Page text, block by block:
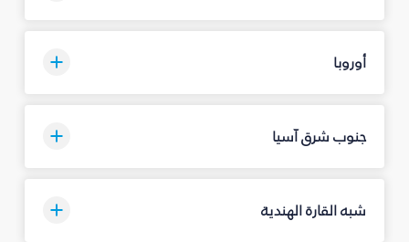
أوروبا
جنوب شرق آسيا
شبه القارة الهندية